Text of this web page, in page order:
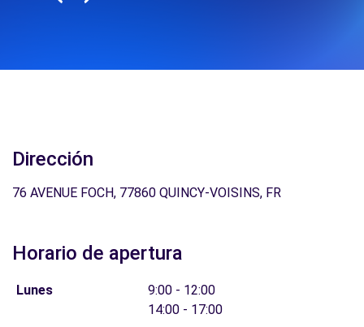
Dirección
76 AVENUE FOCH, 77860 QUINCY-VOISINS, FR
Horario de apertura
Lunes
9:00 - 12:00
14:00 - 17:00